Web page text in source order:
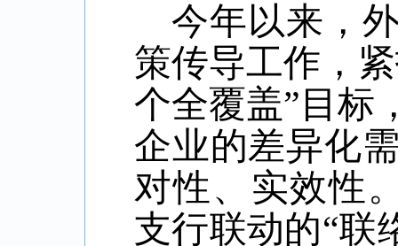
今年以来，
策传导工作，
个全覆盖”目标
企业的差异化
对性、实效性
支行联动的“联